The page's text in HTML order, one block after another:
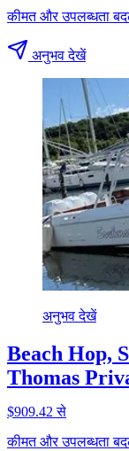
कीमत और उपलब्धता
अनुभव देखें
अनुभव देखें
Beach Hop,
Thomas
$909.42 से
कीमत और उपलब्धता